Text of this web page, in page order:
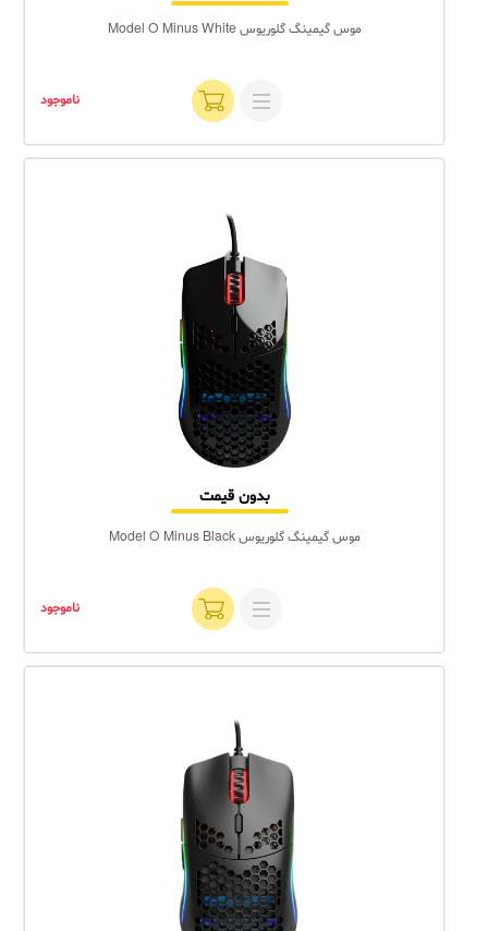
موس گیمینگ گلوریوس Model O Minus White
ناموجود
بدون قیمت
موس گیمینگ گلوریوس Model O Minus Black
ناموجود